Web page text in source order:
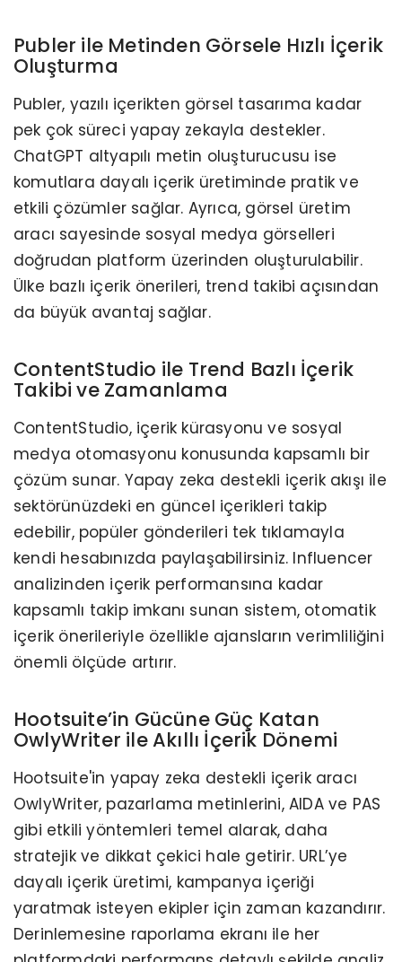
Publer ile Metinden Görsele Hızlı İçerik
Oluşturma
Publer, yazılı içerikten görsel tasarıma kadar
pek çok süreci yapay zekayla destekler.
ChatGPT altyapılı metin oluşturucusu ise
komutlara dayalı içerik üretiminde pratik ve
etkili çözümler sağlar. Ayrıca, görsel üretim
aracı sayesinde sosyal medya görselleri
doğrudan platform üzerinden oluşturulabilir.
Ülke bazlı içerik önerileri, trend takibi açısından
da büyük avantaj sağlar.
ContentStudio ile Trend Bazlı İçerik
Takibi ve Zamanlama
ContentStudio, içerik kürasyonu ve sosyal
medya otomasyonu konusunda kapsamlı bir
çözüm sunar. Yapay zeka destekli içerik akışı ile
sektörünüzdeki en güncel içerikleri takip
edebilir, popüler gönderileri tek tıklamayla
kendi hesabınızda paylaşabilirsiniz. Influencer
analizinden içerik performansına kadar
kapsamlı takip imkanı sunan sistem, otomatik
içerik önerileriyle özellikle ajansların verimliliğini
önemli ölçüde artırır.
Hootsuite’in Gücüne Güç Katan
OwlyWriter ile Akıllı İçerik Dönemi
Hootsuite'in yapay zeka destekli içerik aracı
OwlyWriter, pazarlama metinlerini, AIDA ve PAS
gibi etkili yöntemleri temel alarak, daha
stratejik ve dikkat çekici hale getirir. URL’ye
dayalı içerik üretimi, kampanya içeriği
yaratmak isteyen ekipler için zaman kazandırır.
Derinlemesine raporlama ekranı ile her